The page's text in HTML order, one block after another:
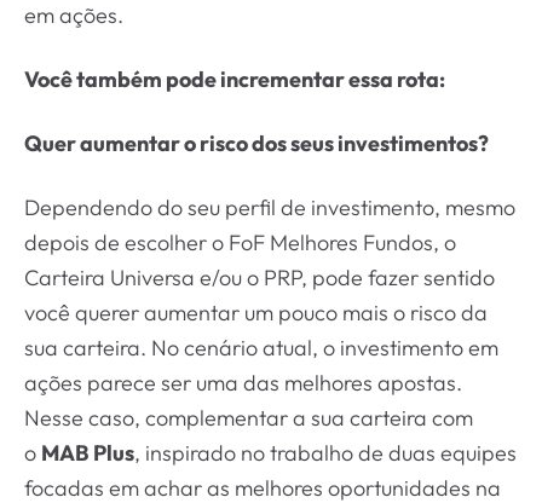
em ações.
Você também pode incrementar essa rota:
Quer aumentar o risco dos seus investimentos?
Dependendo do seu perfil de investimento, mesmo
depois de escolher o FoF Melhores Fundos, o
Carteira Universa e/ou o PRP, pode fazer sentido
você querer aumentar um pouco mais o risco da
sua carteira. No cenário atual, o investimento em
ações parece ser uma das melhores apostas.
Nesse caso, complementar a sua carteira com
o MAB Plus, inspirado no trabalho de duas equipes
focadas em achar as melhores oportunidades na